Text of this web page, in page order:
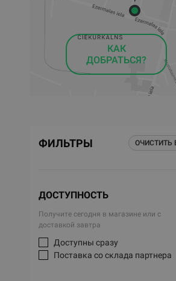
КАК
ДОБРАТЬСЯ?
ФИЛЬТРЫ ОЧИСТИТЬ
ДОСТУПНОСТЬ
Получите сегодня в магазине или с
доставкой завтра
Доступны сразу
Поставка со склада партнера